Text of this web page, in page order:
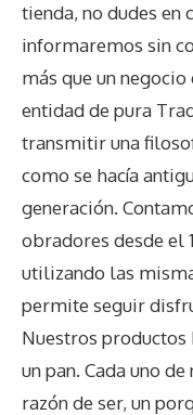
tienda, no dudes en
informaremos sin
más que un negocio
entidad de pura
transmitir una
como se hacía
generación.
obradores desde el
utilizando las
permite seguir
Nuestros productos
un pan. Cada uno
razón de ser, un